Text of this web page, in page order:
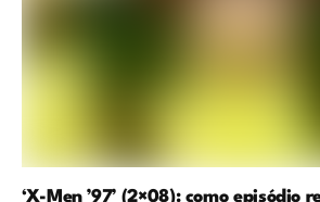
‘X-Men ’97’ (2×08): como episódio